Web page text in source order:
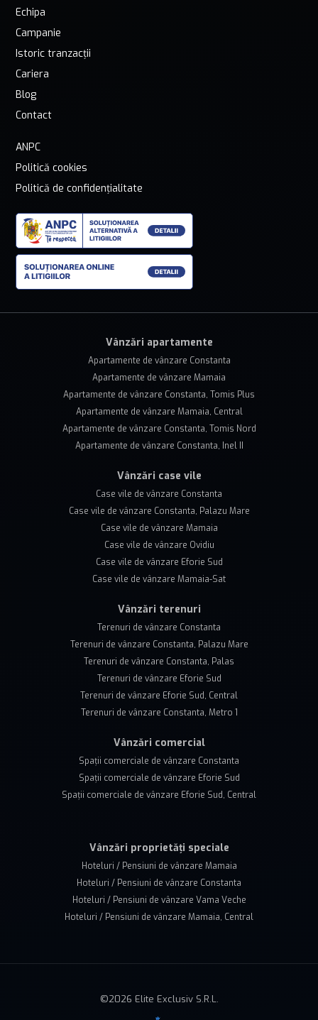
Echipa
Campanie
Istoric tranzacții
Cariera
Blog
Contact
ANPC
Politică cookies
Politică de confidențialitate
Vânzări apartamente
Apartamente de vânzare Constanta
Apartamente de vânzare Mamaia
Apartamente de vânzare Constanta, Tomis Plus
Apartamente de vânzare Mamaia, Central
Apartamente de vânzare Constanta, Tomis Nord
Apartamente de vânzare Constanta, Inel II
Vânzări case vile
Case vile de vânzare Constanta
Case vile de vânzare Constanta, Palazu Mare
Case vile de vânzare Mamaia
Case vile de vânzare Ovidiu
Case vile de vânzare Eforie Sud
Case vile de vânzare Mamaia-Sat
Vânzări terenuri
Terenuri de vânzare Constanta
Terenuri de vânzare Constanta, Palazu Mare
Terenuri de vânzare Constanta, Palas
Terenuri de vânzare Eforie Sud
Terenuri de vânzare Eforie Sud, Central
Terenuri de vânzare Constanta, Metro 1
Vânzări comercial
Spații comerciale de vânzare Constanta
Spații comerciale de vânzare Eforie Sud
Spații comerciale de vânzare Eforie Sud, Central
Vânzări proprietăți speciale
Hoteluri / Pensiuni de vânzare Mamaia
Hoteluri / Pensiuni de vânzare Constanta
Hoteluri / Pensiuni de vânzare Vama Veche
Hoteluri / Pensiuni de vânzare Mamaia, Central
©2026 Elite Exclusiv S.R.L.